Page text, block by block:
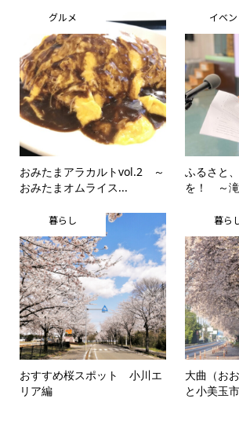
グルメ
おみたまアラカルトvol.2 ～
おみたまオムライス...
イベン
ふるさと
を！ ～滝
暮らし
おすすめ桜スポット 小川エ
リア編
暮ら
大曲（お
と小美玉